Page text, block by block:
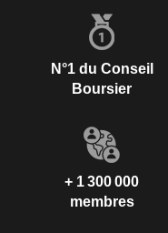
N°1 du Conseil
Boursier
+ 1 300 000
membres